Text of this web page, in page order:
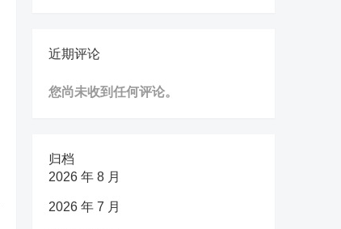
近期评论
您尚未收到任何评论。
归档
2026 年 8 月
2026 年 7 月